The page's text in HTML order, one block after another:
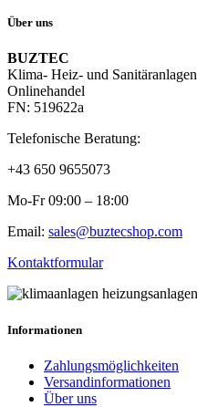
Über uns
BUZTEC
Klima- Heiz- und Sanitäranlagen
Onlinehandel
FN: 519622a
Telefonische Beratung:
+43 650 9655073
Mo-Fr 09:00 – 18:00
Email: sales@buztecshop.com
Kontaktformular
Informationen
Zahlungsmöglichkeiten
Versandinformationen
Über uns